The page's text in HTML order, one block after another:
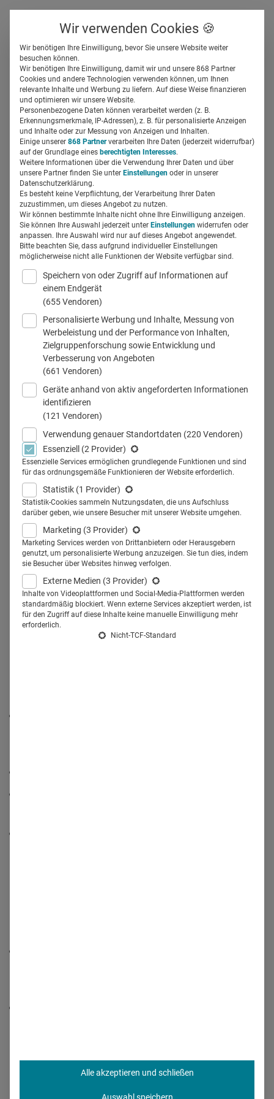
Gespeicherte Beiträge
Suchfeld
Suchen
Immunsuppressiva: Die
wichtigsten Spendings-
Zielgruppen und Top10-
Präparate
Bernhard Hebel30.05.2018
© istock.com/sArhange1
Teilen
Welche sind die wichtigsten
Zielgruppen für rezeptpflichtige
Immunsuppressiva? Welche
Präparate gehören zu den Top10
in Deutschland? Rx Facts &
Figures von Bernhard Hebel.
Wir verwenden Cookies 🍪
Wir benötigen Ihre Einwilligung, bevor Sie unsere Website weiter
besuchen können.
Wir benötigen Ihre Einwilligung, damit wir und unsere 868 Partner
Cookies und andere Technologien verwenden können, um Ihnen
relevante Inhalte und Werbung zu liefern. Auf diese Weise finanzieren
und optimieren wir unsere Website.
Personenbezogene Daten können verarbeitet werden (z. B.
Erkennungsmerkmale, IP-Adressen), z. B. für personalisierte Anzeigen
und Inhalte oder zur Messung von Anzeigen und Inhalten.
Einige unserer 868 Partnerverarbeiten Ihre Daten (jederzeit widerrufbar)
auf der Grundlage eines berechtigten Interesses.
Weitere Informationen über die Verwendung Ihrer Daten und über
unsere Partner finden Sie unter Einstellungen oder in unserer
Datenschutzerklärung.
Es besteht keine Verpflichtung, der Verarbeitung Ihrer Daten
zuzustimmen, um dieses Angebot zu nutzen.
Wir können bestimmte Inhalte nicht ohne Ihre Einwilligung anzeigen.
Sie können Ihre Auswahl jederzeit unter Einstellungen widerrufen oder
anpassen. Ihre Auswahl wird nur auf dieses Angebot angewendet.
Bitte beachten Sie, dass aufgrund individueller Einstellungen
möglicherweise nicht alle Funktionen der Website verfügbar sind.
Speichern von oder Zugriff auf Informationen auf
einem Endgerät
(655 Vendoren)
Personalisierte Werbung und Inhalte, Messung von
Werbeleistung und der Performance von Inhalten,
Zielgruppenforschung sowie Entwicklung und
Verbesserung von Angeboten
(661 Vendoren)
Geräte anhand von aktiv angeforderten Informationen
identifizieren
(121 Vendoren)
Verwendung genauer Standortdaten (220 Vendoren)
Essenziell
(2 Provider)
Essenzielle Services ermöglichen grundlegende Funktionen und sind
für das ordnungsgemäße Funktionieren der Website erforderlich.
Statistik (1 Provider)
Statistik-Cookies sammeln Nutzungsdaten, die uns Aufschluss
darüber geben, wie unsere Besucher mit unserer Website umgehen.
Marketing (3 Provider)
Marketing Services werden von Drittanbietern oder Herausgebern
genutzt, um personalisierte Werbung anzuzeigen. Sie tun dies, indem
sie Besucher über Websites hinweg verfolgen.
Externe Medien (3 Provider)
Inhalte von Videoplattformen und Social-Media-Plattformen werden
standardmäßig blockiert. Wenn externe Services akzeptiert werden, ist
für den Zugriff auf diese Inhalte keine manuelle Einwilligung mehr
erforderlich.
Nicht-TCF-Standard
Alle akzeptieren und schließen